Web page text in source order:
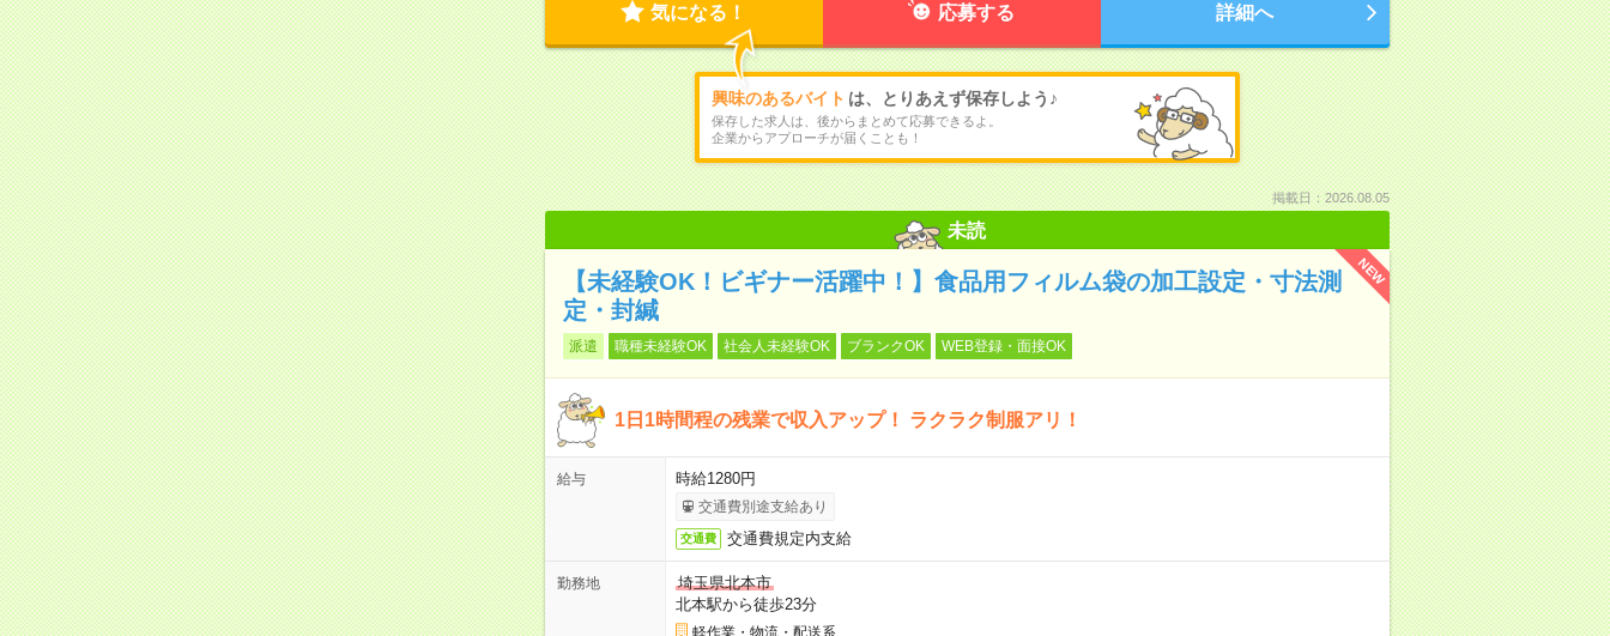
気になる！ 応募する 詳細へ
興味のあるバイト は、とりあえず保存しよう♪
保存した求人は、後からまとめて応募できるよ。
企業からアプローチが届くことも！
掲載日：2026.08.05
未読
NEW
【未経験OK！ビギナー活躍中！】食品用フィルム袋の加工設定・寸法測
定・封緘
派遣 職種未経験OK 社会人未経験OK ブランクOK WEB登録・面接OK
1日1時間程の残業で収入アップ！ ラクラク制服アリ！
給与 時給1280円
交通費別途支給あり
交通費 交通費規定内支給
勤務地
埼玉県北本市
北本駅から徒歩23分
軽作業・物流・配送系